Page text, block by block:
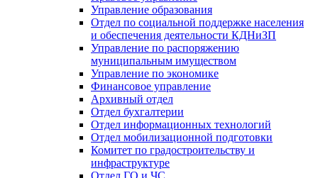
Управление образования
Отдел по социальной поддержке населения
и обеспечения деятельности КДНиЗП
Управление по распоряжению
муниципальным имуществом
Управление по экономике
Финансовое управление
Архивный отдел
Отдел бухгалтерии
Отдел информационных технологий
Отдел мобилизационной подготовки
Комитет по градостроительству и
инфраструктуре
Отдел ГО и ЧС